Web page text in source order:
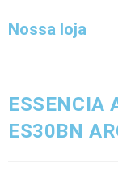
Nossa loja
ESSENCIA
ES30BN